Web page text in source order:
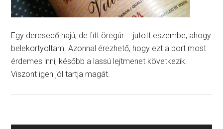
Egy deresedő hajú, de fitt öregúr – jutott eszembe, ahogy
belekortyoltam. Azonnal érezhető, hogy ezt a bort most
érdemes inni, később a lassú lejtmenet következik.
Viszont igen jól tartja magát.